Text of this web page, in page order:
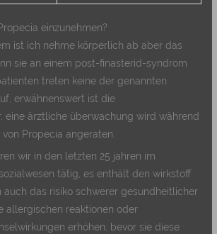
einzunehmen?
ist ich nehme körperlich ab aber das
sie an einem post-finasterid-syndrom
treten keine der genannten
erwähnenswert ist die
eine ärztliche überwachung wird während
Propecia angeraten.
wir in den letzten 25 jahren im
tätig, es enthält den wirkstoff
auch das risiko schwerer gesundheitlicher
allergischen reaktionen oder
erhöhen, bevor sie diese